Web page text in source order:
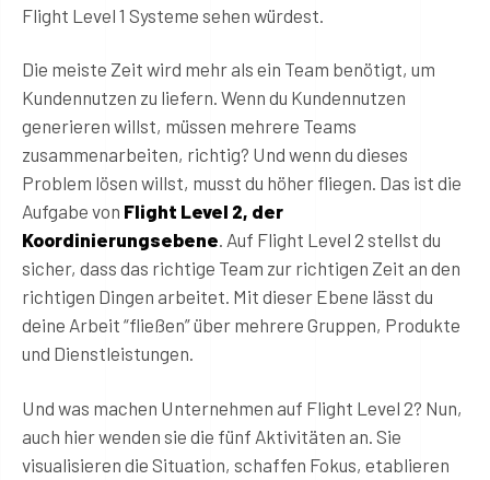
Flight Level 1 Systeme sehen würdest.
Die meiste Zeit wird mehr als ein Team benötigt, um
Kundennutzen zu liefern. Wenn du Kundennutzen
generieren willst, müssen mehrere Teams
zusammenarbeiten, richtig? Und wenn du dieses
Problem lösen willst, musst du höher fliegen. Das ist die
Aufgabe von Flight Level 2, der
Koordinierungsebene. Auf Flight Level 2 stellst du
sicher, dass das richtige Team zur richtigen Zeit an den
richtigen Dingen arbeitet. Mit dieser Ebene lässt du
deine Arbeit “fließen” über mehrere Gruppen, Produkte
und Dienstleistungen.
Und was machen Unternehmen auf Flight Level 2? Nun,
auch hier wenden sie die fünf Aktivitäten an. Sie
visualisieren die Situation, schaffen Fokus, etablieren